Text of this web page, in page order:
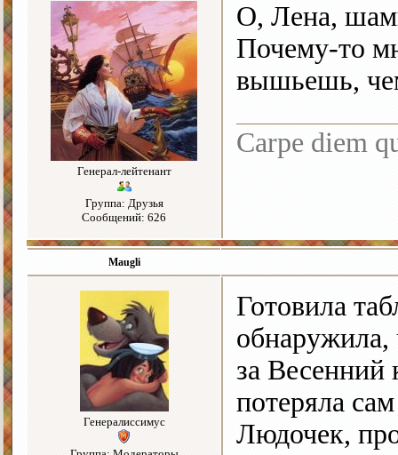
Генерал-лейтенант
Группа: Друзья
Сообщений: 626
О, Лена,
Почему-то
вышьешь,
Carpe diem
Maugli
Генералиссимус
Готовила
обнаружила,
за
потеряла
Людочек,